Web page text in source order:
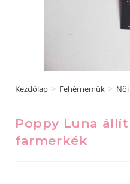
Kezdőlap > Fehérneműk >
Poppy Luna
farmerkék